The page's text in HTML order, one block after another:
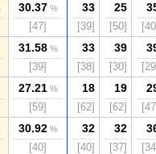
30.37%
[47]
33
[39]
25
[50]
31.58%
[39]
33
[38]
39
[30]
27.21%
[59]
18
[62]
19
[62]
30.92%
[40]
32
[40]
32
[37]